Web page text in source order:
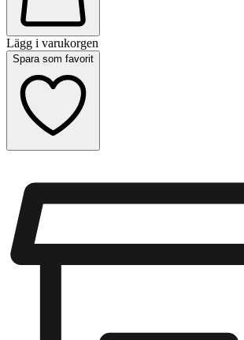
Lägg i varukorgen
Spara som favorit